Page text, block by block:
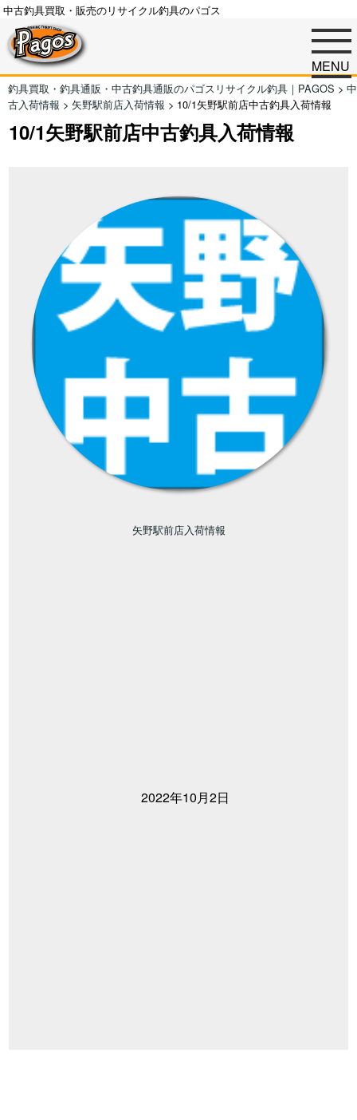
中古釣具買取・販売のリサイクル釣具のパゴス
MENU
釣具買取・釣具通販・中古釣具通販のパゴスリサイクル釣具｜PAGOS > 中
古入荷情報 > 矢野駅前店入荷情報 > 10/1矢野駅前店中古釣具入荷情報
10/1矢野駅前店中古釣具入荷情報
矢野駅前店入荷情報
2022年10月2日